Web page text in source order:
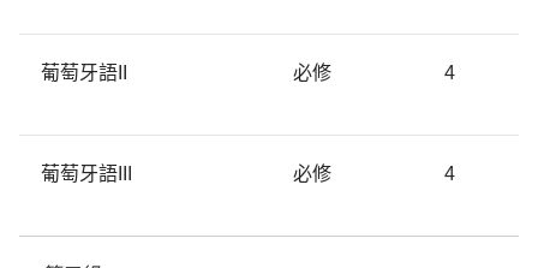
葡萄牙語II 必修 4
葡萄牙語III 必修 4